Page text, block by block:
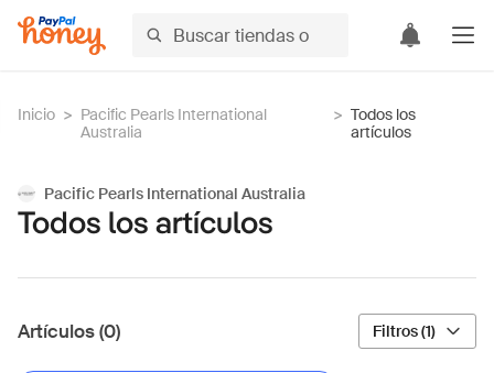
Inicio > Pacific Pearls International
Australia
> Todos los
artículos
Pacific Pearls International Australia
Todos los artículos
Artículos (0) Filtros (1)